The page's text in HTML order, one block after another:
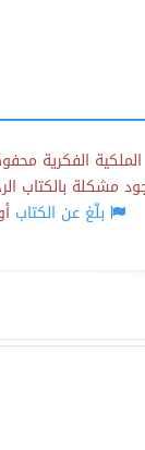
الملكية الفكرية
مشكلة بالكتاب
بلّغ عن الكتاب